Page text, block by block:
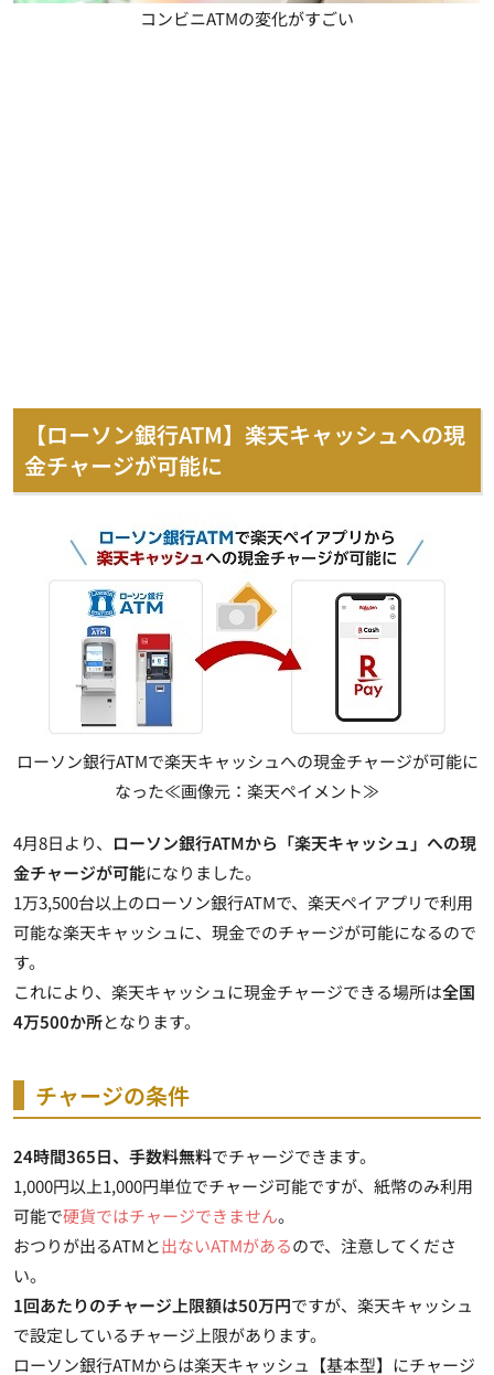
コンビニATMの変化がすごい
【ローソン銀行ATM】楽天キャッシュへの現
金チャージが可能に
ローソン銀行ATMで楽天キャッシュへの現金チャージが可能に
なった≪画像元：楽天ペイメント≫
4月8日より、 ローソン銀行ATMから「楽天キャッシュ」への現
金チャージが可能になりました。
1万3,500台以上のローソン銀行ATMで、楽天ペイアプリで利用
可能な楽天キャッシュに、現金でのチャージが可能になるので
す。
これにより、楽天キャッシュに現金チャージできる場所は全国
4万500か所となります。
チャージの条件
24時間365日、手数料無料でチャージできます。
1,000円以上1,000円単位でチャージ可能ですが、紙幣のみ利用
可能で硬貨ではチャージできません。
おつりが出るATMと出ないATMがあるので、注意してくださ
い。
1回あたりのチャージ上限額は50万円ですが、楽天キャッシュ
で設定しているチャージ上限があります。
ローソン銀行ATMからは楽天キャッシュ【基本型】にチャージ